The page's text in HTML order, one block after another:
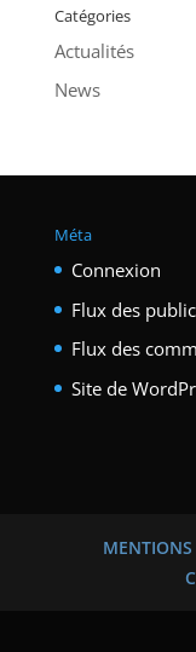
Catégories
Actualités
News
Méta
Connexion
Flux des
Flux des
Site de
MENTIONS